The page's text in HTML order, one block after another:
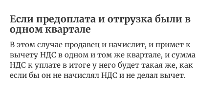
Если предоплата и отгрузка были в
одном квартале
В этом случае продавец и начислит, и примет к
вычету НДС в одном и том же квартале, и сумма
НДС к уплате в итоге у него будет такая же, как
если бы он не начислял НДС и не делал вычет.